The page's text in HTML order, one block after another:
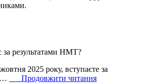
за результатами НМТ?
2025 року, вступаєте за
…
Продовжити читання“Вступ-2026”